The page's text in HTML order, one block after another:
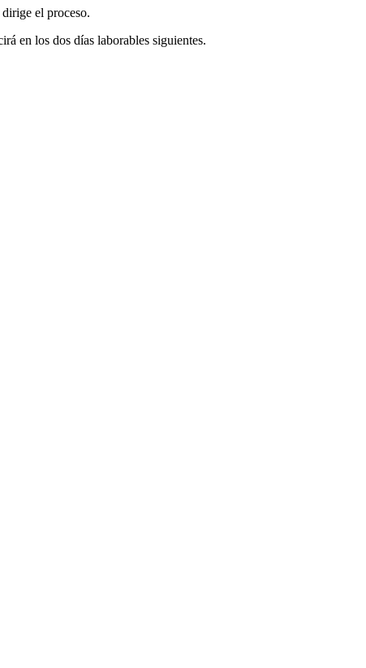
el proceso.
en los dos días laborables siguientes.